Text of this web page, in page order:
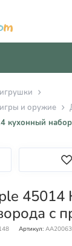
и оружие
кухонный
с
Артикул: